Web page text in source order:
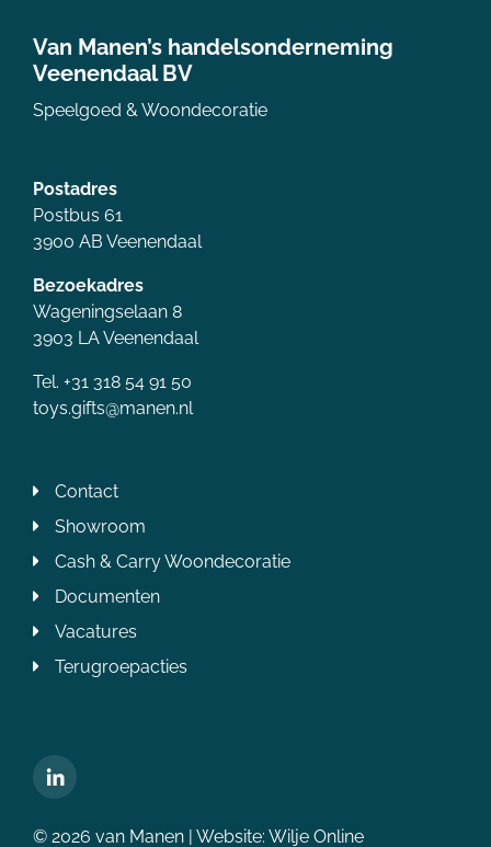
Van Manen’s handelsonderneming
Veenendaal BV
Speelgoed & Woondecoratie
Postadres
Postbus 61
3900 AB Veenendaal
Bezoekadres
Wageningselaan 8
3903 LA Veenendaal
Tel. +31 318 54 91 50
toys.gifts@manen.nl
Contact
Showroom
Cash & Carry Woondecoratie
Documenten
Vacatures
Terugroepacties
© 2026 van Manen | Website: Wilje Online